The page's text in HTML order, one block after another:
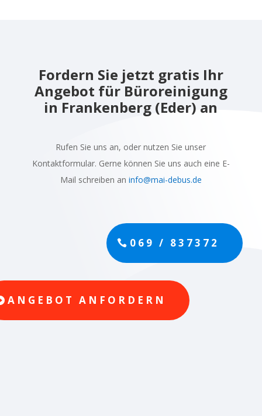
Fordern Sie jetzt gratis Ihr
Angebot für Büroreinigung
in Frankenberg (Eder) an
Rufen Sie uns an, oder nutzen Sie unser
Kontaktformular. Gerne können Sie uns auch eine E-
Mail schreiben an info@mai-debus.de
069 / 837372
ANGEBOT ANFORDERN